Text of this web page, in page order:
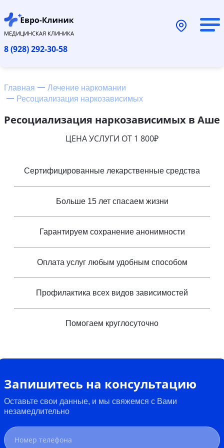
МЕДИЦИНСКАЯ КЛИНИКА
8 (928) 292-30-58
Главная
Лечение наркомании
Ресоциализация наркозависимых
Ресоциализация наркозависимых в Аше
ЦЕНА УСЛУГИ ОТ 1 800₽
Сертифицированные лекарственные средства
Больше 15 лет спасаем жизни
Гарантируем сохранение анонимности
Оплата услуг любым удобным способом
Профилактика всех видов зависимостей
Помогаем круглосуточно
Запишитесь на консультацию
Оставьте свои данные, и мы свяжемся с Вами
незамедлительно